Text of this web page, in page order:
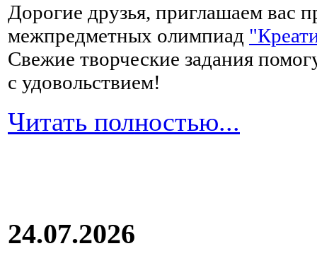
Дорогие друзья, приглашаем вас
межпредметных олимпиад
Свежие творческие задания
с удовольствием!
Читать полностью...
24.07.2026